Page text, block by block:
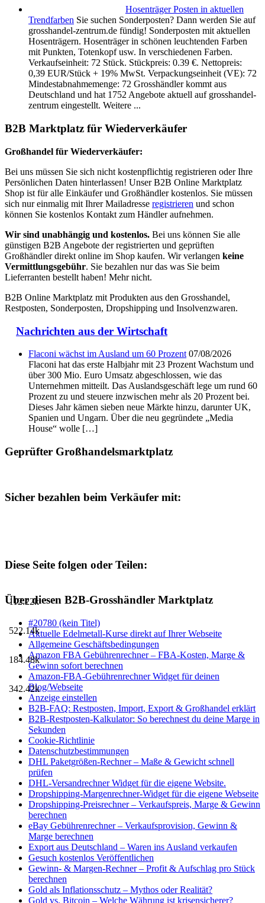
Hosenträger Posten in aktuellen
Trendfarben Sie suchen Sonderposten? Dann werden Sie auf
grosshandel-zentrum.de fündig! Sonderposten mit aktuellen
Hosenträgern. Hosenträger in schönen leuchtenden Farben
mit Punkten, Totenkopf usw. In verschiedenen Farben.
Verkaufseinheit: 72 Stück. Stückpreis: 0.39 €. Nettopreis:
0,39 EUR/Stück + 19% MwSt. Verpackungseinheit (VE): 72
Mindestabnahmemenge: 72 Grosshändler kommt aus
Deutschland und hat 1752 Angebote aktuell auf grosshandel-
zentrum eingestellt. Weitere ...
B2B Marktplatz für Wiederverkäufer
Großhandel für Wiederverkäufer:
Bei uns müssen Sie sich nicht kostenpflichtig registrieren oder Ihre
Persönlichen Daten hinterlassen! Unser B2B Online Marktplatz
Shop ist für alle Einkäufer und Großhändler kostenlos. Sie müssen
sich nur einmalig mit Ihrer Mailadresse registrieren und schon
können Sie kostenlos Kontakt zum Händler aufnehmen.
Wir sind unabhängig und kostenlos. Bei uns können Sie alle
günstigen B2B Angebote der registrierten und geprüften
Großhändler direkt online im Shop kaufen. Wir verlangen keine
Vermittlungsgebühr. Sie bezahlen nur das was Sie beim
Lieferranten bestellt haben! Mehr nicht.
B2B Online Marktplatz mit Produkten aus den Grosshandel,
Restposten, Sonderposten, Dropshipping und Insolvenzwaren.
Nachrichten aus der Wirtschaft
Flaconi wächst im Ausland um 60 Prozent 07/08/2026
Flaconi hat das erste Halbjahr mit 23 Prozent Wachstum und
über 300 Mio. Euro Umsatz abgeschlossen, wie das
Unternehmen mitteilt. Das Auslandsgeschäft lege um rund 60
Prozent zu und steuere inzwischen mehr als 20 Prozent bei.
Dieses Jahr kämen sieben neue Märkte hinzu, darunter UK,
Spanien und Ungarn. Über die neu gegründete „Media
House“ wolle […]
Geprüfter Großhandelsmarktplatz
Sicher bezahlen beim Verkäufer mit:
Diese Seite folgen oder Teilen:
112.22k
522.14k
184.48k
342.42k
Über diesen B2B-Grosshändler Marktplatz
#20780 (kein Titel)
Aktuelle Edelmetall-Kurse direkt auf Ihrer Webseite
Allgemeine Geschäftsbedingungen
Amazon FBA Gebührenrechner – FBA-Kosten, Marge &
Gewinn sofort berechnen
Amazon-FBA-Gebührenrechner Widget für deinen
Blog/Webseite
Anzeige einstellen
B2B-FAQ: Restposten, Import, Export & Großhandel erklärt
B2B-Restposten-Kalkulator: So berechnest du deine Marge in
Sekunden
Cookie-Richtlinie
Datenschutzbestimmungen
DHL Paketgrößen-Rechner – Maße & Gewicht schnell
prüfen
DHL-Versandrechner Widget für die eigene Website.
Dropshipping-Margenrechner-Widget für die eigene Webseite
Dropshipping-Preisrechner – Verkaufspreis, Marge & Gewinn
berechnen
eBay Gebührenrechner – Verkaufsprovision, Gewinn &
Marge berechnen
Export aus Deutschland – Waren ins Ausland verkaufen
Gesuch kostenlos Veröffentlichen
Gewinn- & Margen-Rechner – Profit & Aufschlag pro Stück
berechnen
Gold als Inflationsschutz – Mythos oder Realität?
Gold vs. Bitcoin – Welche Währung ist krisensicherer?